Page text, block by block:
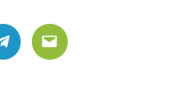
Telegram
Email